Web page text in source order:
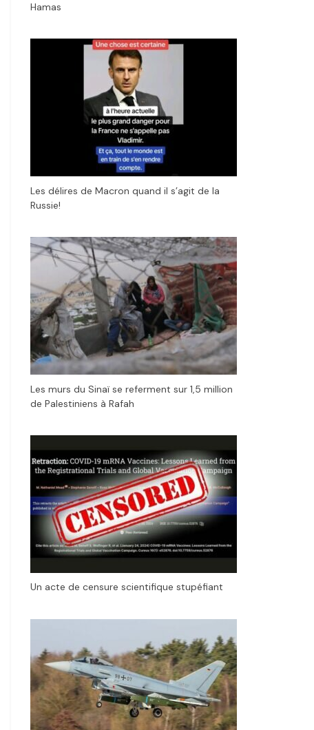
Hamas
Les délires de Macron quand il s’agit de la
Russie!
Les murs du Sinaï se referment sur 1,5 million
de Palestiniens à Rafah
Un acte de censure scientifique stupéfiant